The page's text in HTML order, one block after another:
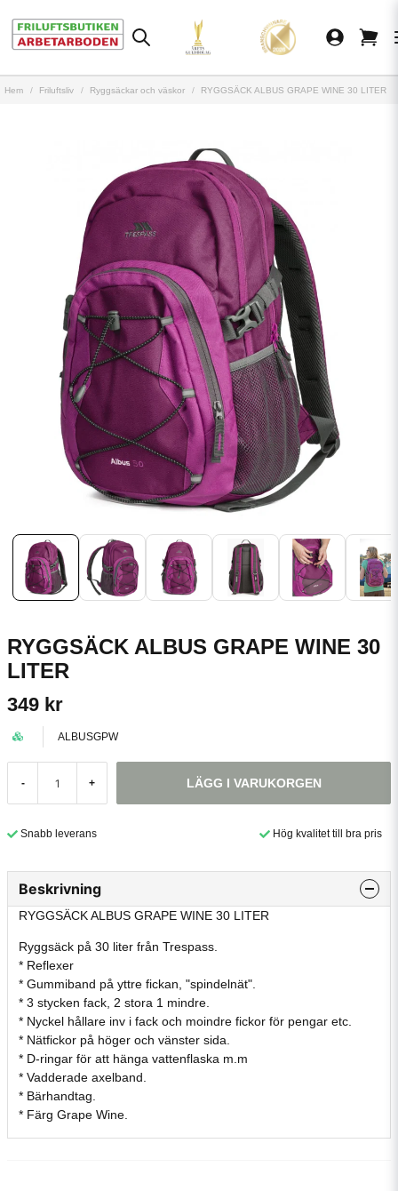
Hem Friluftsliv Ryggsäckar och väskor RYGGSÄCK ALBUS GRAPE WINE 30 LITER
RYGGSÄCK ALBUS GRAPE WINE 30
LITER
349 kr
ALBUSGPW
- + LÄGG I VARUKORGEN
Snabb leverans Hög kvalitet till bra pris
Beskrivning
RYGGSÄCK ALBUS GRAPE WINE 30 LITER
Ryggsäck på 30 liter från Trespass.
* Reflexer
* Gummiband på yttre fickan, "spindelnät".
* 3 stycken fack, 2 stora 1 mindre.
* Nyckel hållare inv i fack och moindre fickor för pengar etc.
* Nätfickor på höger och vänster sida.
* D-ringar för att hänga vattenflaska m.m
* Vadderade axelband.
* Bärhandtag.
* Färg Grape Wine.